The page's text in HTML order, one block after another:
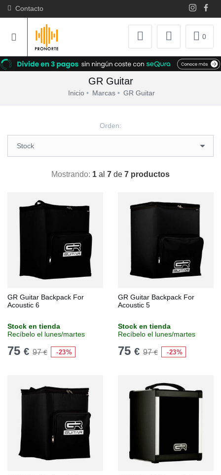
Contacto
0
GR Guitar
Inicio Marcas GR Guitar
Orden:
Mostrando: 1 al 7 de 7 productos
GR Guitar Backpack For
Acoustic 6
Stock en tienda
Recíbelo el lunes/martes
75 € 97€ -23%
GR Guitar Backpack For
Acoustic 5
Stock en tienda
Recíbelo el lunes/martes
75 € 97€ -23%